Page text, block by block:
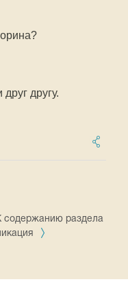
другу.
содержанию раздела